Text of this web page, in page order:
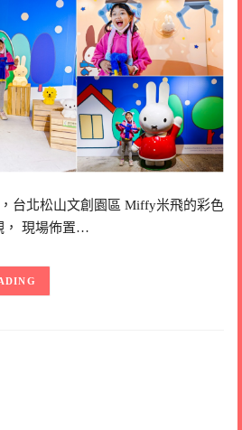
台北松山文創園區 Miffy米飛的彩色
， 現場佈置…